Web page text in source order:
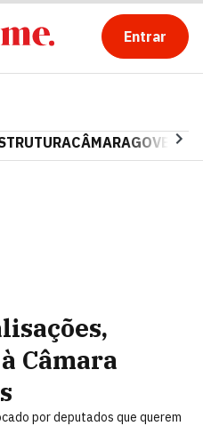
Entrar
CÂMARAGOVERNO
Câmara
por deputados que querem